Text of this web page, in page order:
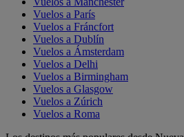
Vuelos a París
Vuelos a Fráncfort
Vuelos a Dublín
Vuelos a Ámsterdam
Vuelos a Delhi
Vuelos a Birmingham
Vuelos a Glasgow
Vuelos a Zúrich
Vuelos a Roma